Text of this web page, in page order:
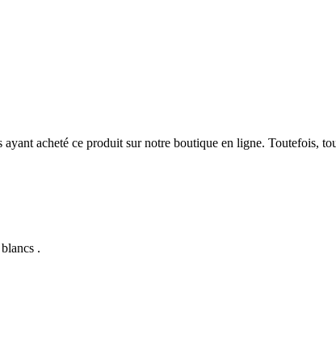
acheté ce produit sur notre boutique en ligne. Toutefois,
.